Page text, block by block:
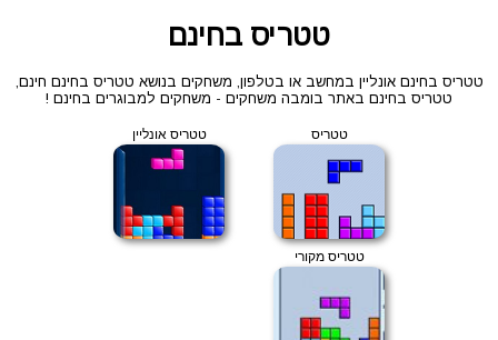
טטריס בחינם
טטריס בחינם אונליין במחשב או בטלפון, משחקים בנושא טטריס בחינם חינם,
טטריס בחינם באתר בומבה משחקים - משחקים למבוגרים בחינם !
טטריס טטריס אונליין
טטריס מקורי